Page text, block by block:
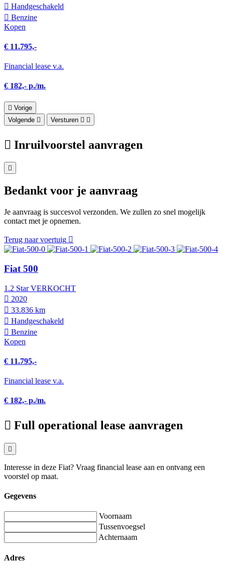
Hand­geschakeld
Benzine
Kopen
€ 11.795,-
Financial lease v.a.
€ 182,- p./m.
Vorige
Volgende
Versturen
Inruilvoorstel aanvragen
Bedankt voor je aanvraag
Je aanvraag is succesvol verzonden. We zullen zo snel mogelijk
contact met je opnemen.
Terug naar voertuig
Fiat 500
1.2 Star VERKOCHT
2020
33.836 km
Hand­geschakeld
Benzine
Kopen
€ 11.795,-
Financial lease v.a.
€ 182,- p./m.
Full operational lease aanvragen
Interesse in deze Fiat? Vraag financial lease aan en ontvang een
voorstel op maat.
Gegevens
Voornaam
Tussenvoegsel
Achternaam
Adres